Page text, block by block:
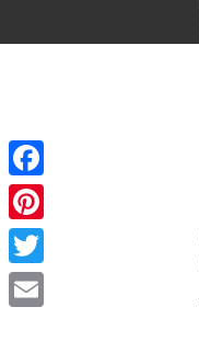
Facebook
Pinterest
Twitter